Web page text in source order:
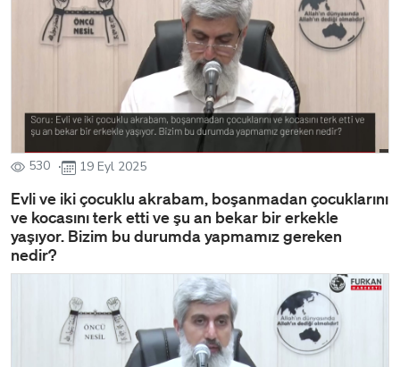
530 19 Eyl 2025
Evli ve iki çocuklu akrabam, boşanmadan çocuklarını
ve kocasını terk etti ve şu an bekar bir erkekle
yaşıyor. Bizim bu durumda yapmamız gereken
nedir?